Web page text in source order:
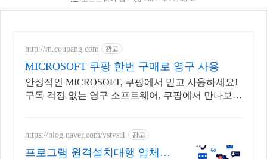
http://m.coupang.com 광고
MICROSOFT 쿠팡 한번 구매로 영구 사용
안정적인 MICROSOFT, 쿠팡에서 믿고 사용하세요!
구독 걱정 없는 영구 소프트웨어, 쿠팡에서 만나보세
https://blog.naver.com/vstvst1 광고
프로그램 원격설치대행 업체